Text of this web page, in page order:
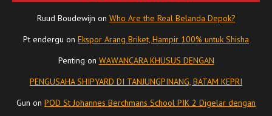
Ruud Boudewijn on Who Are the Real Belanda Depok?
Pt endergu on Ekspor Arang Briket, Hampir 100% untuk Shisha
Penting on WAWANCARA KHUSUS DENGAN
PENGUSAHA SHIPYARD DI TANJUNGPINANG, BATAM KEPRI
Gun on POD St Johannes Berchmans School PIK 2 Digelar dengan